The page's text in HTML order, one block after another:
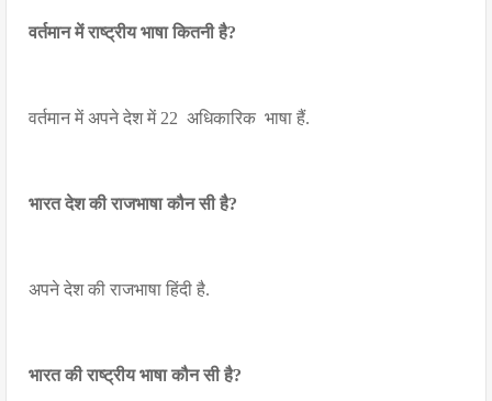
वर्तमान में राष्ट्रीय भाषा कितनी है?
वर्तमान में अपने देश में 22 अधिकारिक भाषा हैं.
भारत देश की राजभाषा कौन सी है?
अपने देश की राजभाषा हिंदी है.
भारत की राष्ट्रीय भाषा कौन सी है?